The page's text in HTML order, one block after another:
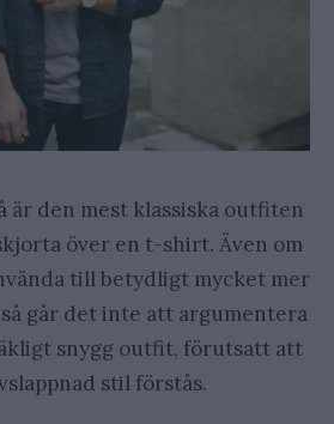
är den mest klassiska outfiten
över en t-shirt. Även om
till betydligt mycket mer
går det inte att argumentera
snygg outfit, förutsatt att
stil förstås.